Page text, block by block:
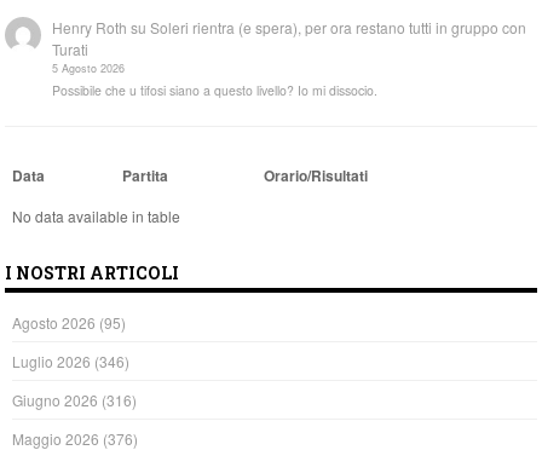
Henry Roth suSoleri rientra (e spera), per ora restano tutti in gruppo con
Turati
5 Agosto 2026
Possibile che u tifosi siano a questo livello? Io mi dissocio.
Data Partita Orario/Risultati
No data available in table
I NOSTRI ARTICOLI
Agosto 2026 (95)
Luglio 2026 (346)
Giugno 2026 (316)
Maggio 2026 (376)